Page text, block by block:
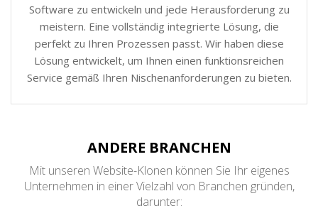
Software zu entwickeln und jede Herausforderung zu
meistern. Eine vollständig integrierte Lösung, die
perfekt zu Ihren Prozessen passt. Wir haben diese
Lösung entwickelt, um Ihnen einen funktionsreichen
Service gemäß Ihren Nischenanforderungen zu bieten.
ANDERE BRANCHEN
Mit unseren Website-Klonen können Sie Ihr eigenes
Unternehmen in einer Vielzahl von Branchen gründen,
darunter: